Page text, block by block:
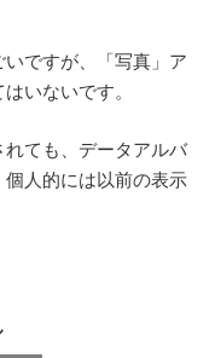
ですが、「写真」ア
いないです。
ても、データアルバ
人的には以前の表示